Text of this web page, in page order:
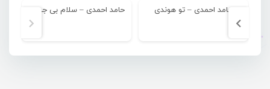
حامد احمدی – تو هوندی حامد احمدی – سلام بی جواب